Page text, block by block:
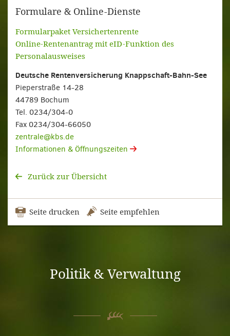
Formulare & Online-Dienste
Formularpaket Versichertenrente
Online-Rentenantrag mit eID-Funktion des
Personalausweises
Deutsche Rentenversicherung Knappschaft-Bahn-See
Pieperstraße 14-28
44789 Bochum
Tel. 0234/304-0
Fax 0234/304-66050
zentrale@kbs.de
Informationen & Öffnungszeiten
Zurück zur Übersicht
Seite drucken Seite empfehlen
Politik & Verwaltung